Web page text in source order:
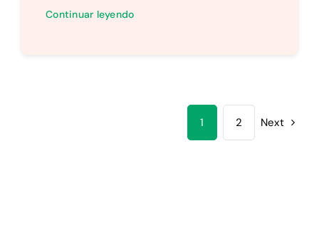
Continuar leyendo
1 2 Next